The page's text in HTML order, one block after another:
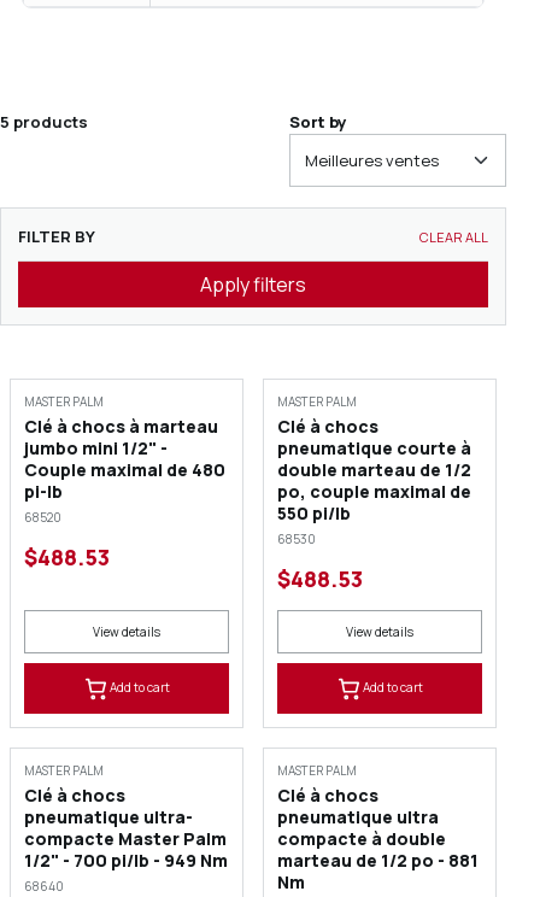
5 products Sort by
FILTER BY CLEAR ALL
Apply filters
MASTER PALM
Clé à chocs à marteau
jumbo mini 1/2" -
Couple maximal de 480
pi-lb
68520
$488.53
View details
Add to cart
MASTER PALM
Clé à chocs
pneumatique courte à
double marteau de 1/2
po, couple maximal de
550 pi/lb
68530
$488.53
View details
Add to cart
SALE
MASTER PALM
Clé à chocs
pneumatique ultra-
compacte Master Palm
1/2" - 700 pi/lb - 949 Nm
68640
SALE
MASTER PALM
Clé à chocs
pneumatique ultra
compacte à double
marteau de 1/2 po - 881
Nm